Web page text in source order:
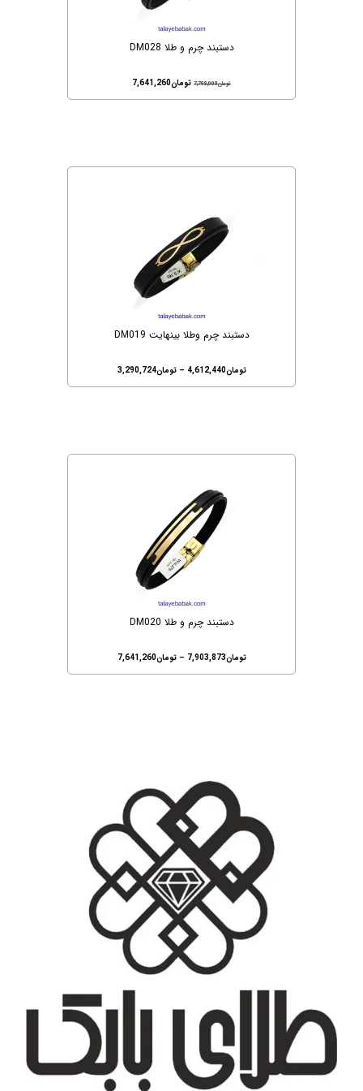
دستبند چرم و طلا DM028
تومان7,798,000 تومان7,641,260
دستبند چرم وطلا بینهایت DM019
تومان4,612,440
– تومان3,290,724
دستبند چرم و طلا DM020
تومان7,903,873
– تومان7,641,260